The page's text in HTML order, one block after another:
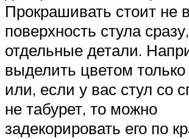
Прокрашивать стоит не
поверхность стула
отдельные детали.
выделить цветом
или, если у вас стул со
не табурет, то можно
задекорировать его по